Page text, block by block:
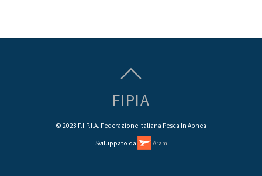
FIPIA
© 2023 F.I.P.I.A. Federazione Italiana Pesca In Apnea
Sviluppato da Aram